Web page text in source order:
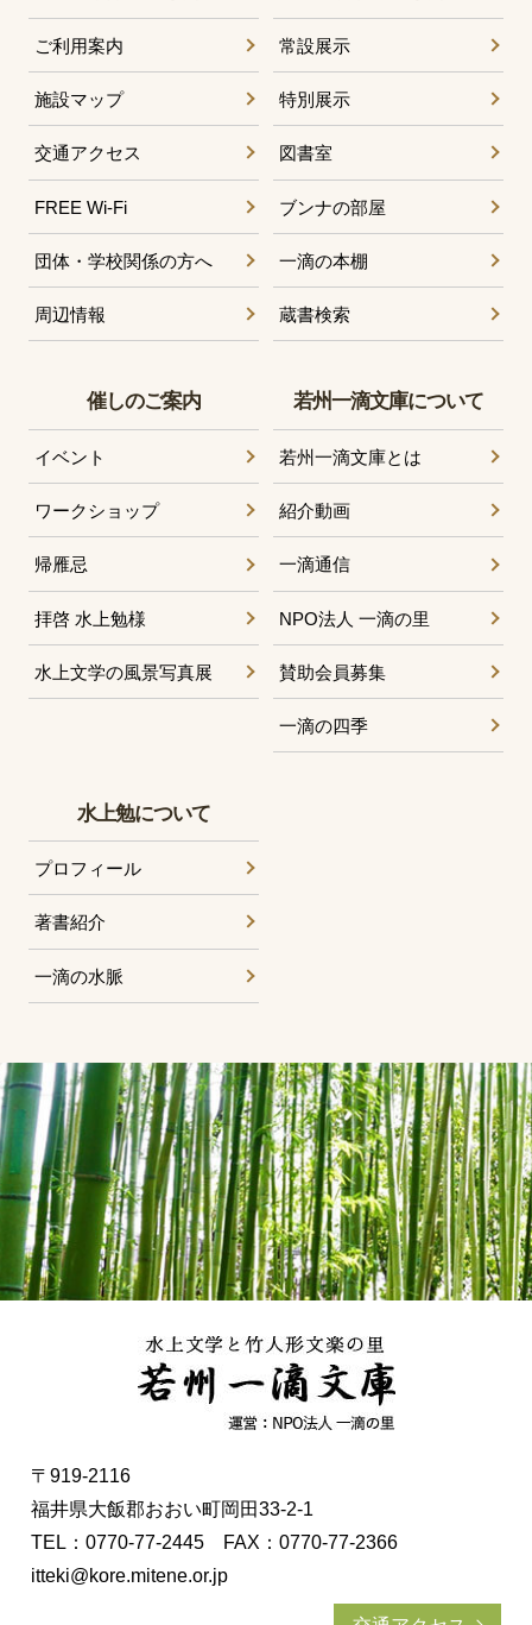
ご利用案内
施設マップ
交通アクセス
FREE Wi-Fi
団体・学校関係の方へ
周辺情報
常設展示
特別展示
図書室
ブンナの部屋
一滴の本棚
蔵書検索
催しのご案内
イベント
ワークショップ
帰雁忌
拝啓 水上勉様
水上文学の風景写真展
若州一滴文庫について
若州一滴文庫とは
紹介動画
一滴通信
NPO法人 一滴の里
賛助会員募集
一滴の四季
水上勉について
プロフィール
著書紹介
一滴の水脈
〒919-2116
福井県大飯郡おおい町岡田33-2-1
TEL：0770-77-2445 FAX：0770-77-2366
itteki@kore.mitene.or.jp